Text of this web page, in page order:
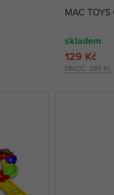
MAC TOYS
skladem
DMOC: 269 Kč
129 Kč